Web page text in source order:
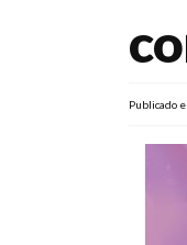
Publicado